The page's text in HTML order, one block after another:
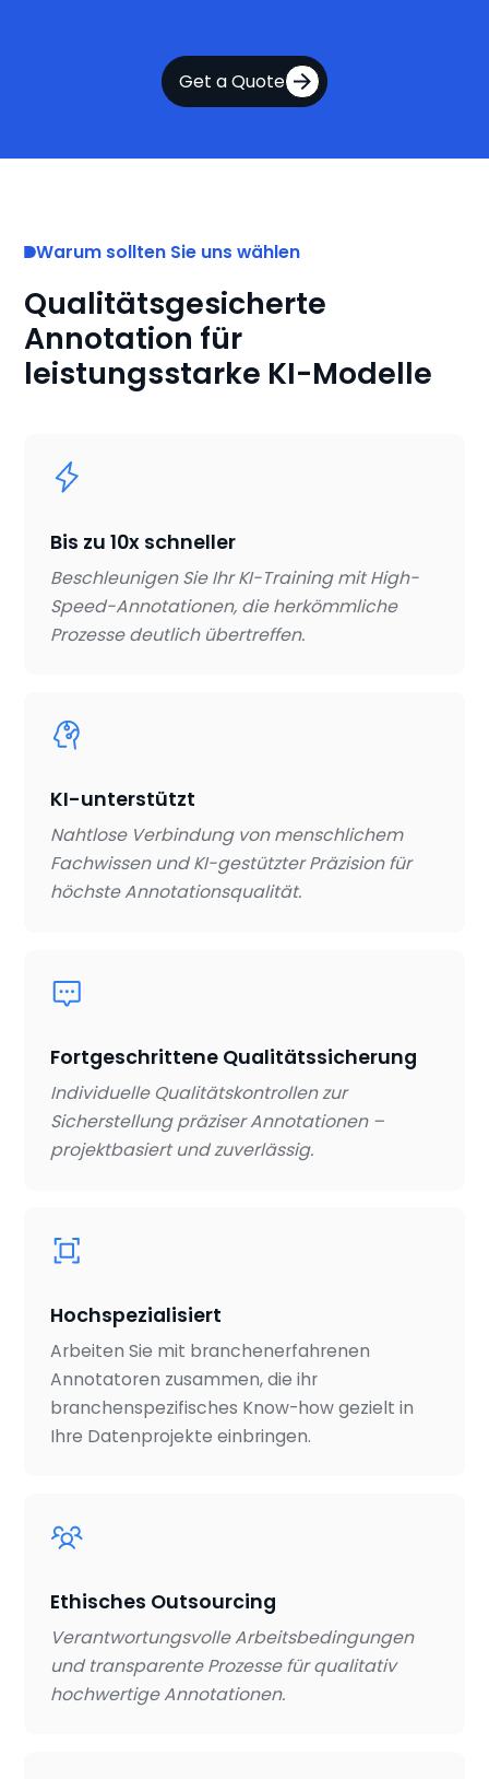
Get a Quote
Warum sollten Sie uns wählen
Qualitätsgesicherte
Annotation für
leistungsstarke KI-Modelle
Bis zu 10x schneller
Beschleunigen Sie Ihr KI-Training mit High-
Speed-Annotationen, die herkömmliche
Prozesse deutlich übertreffen.
KI-unterstützt
Nahtlose Verbindung von menschlichem
Fachwissen und KI-gestützter Präzision für
höchste Annotationsqualität.
Fortgeschrittene Qualitätssicherung
Individuelle Qualitätskontrollen zur
Sicherstellung präziser Annotationen –
projektbasiert und zuverlässig.
Hochspezialisiert
Arbeiten Sie mit branchenerfahrenen
Annotatoren zusammen, die ihr
branchenspezifisches Know-how gezielt in
Ihre Datenprojekte einbringen.
Ethisches Outsourcing
Verantwortungsvolle Arbeitsbedingungen
und transparente Prozesse für qualitativ
hochwertige Annotationen.